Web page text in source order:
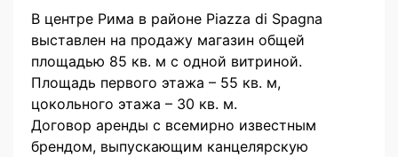
В центре Рима в районе Piazza di Spagna
выставлен на продажу магазин общей
площадью 85 кв. м с одной витриной.
Площадь первого этажа – 55 кв. м,
цокольного этажа – 30 кв. м.
Договор аренды с всемирно известным
брендом, выпускающим канцелярскую